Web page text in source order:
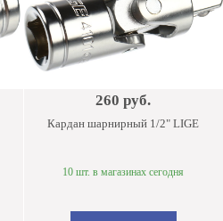
260 руб.
Кардан шарнирный 1/2" LIGE
10 шт. в магазинах сегодня